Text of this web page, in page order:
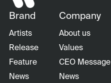
Brand
Artists
Release
Feature
News
Company
About us
Values
CEO Message
News